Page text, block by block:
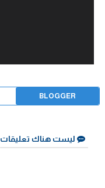
BLOGGER
ليست هناك تعليقات